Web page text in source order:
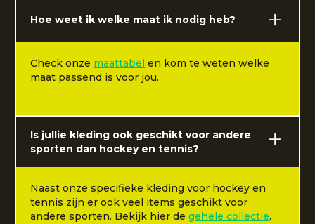
Hoe weet ik welke maat ik nodig heb?
Check onze maattabel en kom te weten welke
maat passend is voor jou.
Is jullie kleding ook geschikt voor andere
sporten dan hockey en tennis?
Naast onze specifieke kleding voor hockey en
tennis zijn er ook veel items geschikt voor
andere sporten. Bekijk hier degehele collectie.